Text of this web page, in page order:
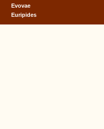
Evovae
Euripides